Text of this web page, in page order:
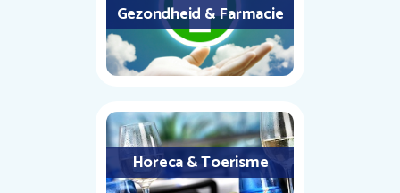
Gezondheid & Farmacie
Horeca & Toerisme